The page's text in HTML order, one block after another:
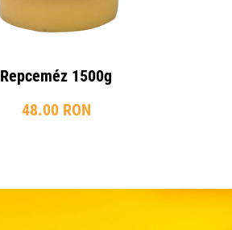
Repceméz 1500g
48.00 RON